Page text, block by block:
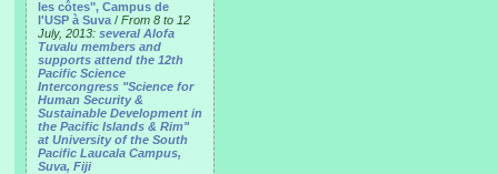
les côtes", Campus de
l'USP à Suva / From 8 to 12
July, 2013: several Alofa
Tuvalu members and
supports attend the 12th
Pacific Science
Intercongress "Science for
Human Security &
Sustainable Development in
the Pacific Islands & Rim"
at University of the South
Pacific Laucala Campus,
Suva, Fiji